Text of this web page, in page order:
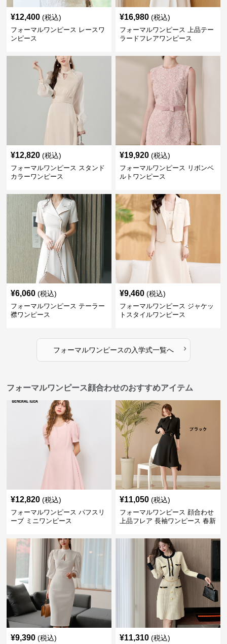
¥12,400 (税込)
フォーマルワンピース レースワ
ンピース
¥16,980 (税込)
フォーマルワンピース 上品テー
ラードフレアワンピース
¥12,820 (税込)
フォーマルワンピース スタンド
カラーワンピース
¥19,920 (税込)
フォーマルワンピース リボンベ
ルトワンピース
¥6,060 (税込)
フォーマルワンピース テーラー
襟ワンピース
¥9,460 (税込)
フォーマルワンピース ジャケッ
トスタイルワンピース
フォーマルワンピースの入学式一覧へ ›
フォーマルワンピース顔合わせのおすすめアイテム
¥12,820 (税込)
フォーマルワンピース パフスリ
ーブ ミニワンピース
¥11,050 (税込)
フォーマルワンピース 顔合わせ
上品フレア 長袖ワンピース 春新
¥9,390 (税込) ¥11,310 (税込)